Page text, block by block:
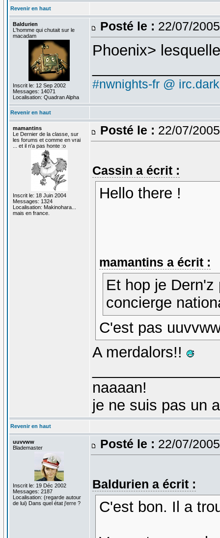
Revenir en haut
Baldurien
L'homme qui chutait sur le
macadam
Inscrit le: 12 Sep 2002
Messages: 14071
Localisation: Quadran Alpha
Posté le : 22/07/
Phoenix>
#nwnights-fr @
Revenir en haut
mamantins
Le Dernier de la classe, sur
les forums et comme en vrai
... et il n'a pas honte :o
Inscrit le: 18 Juin 2004
Messages: 1324
Localisation: Makinohara...
mais en france.
Posté le : 22/07/
Cassin a écrit :
Hello there !
mamantins a écrit :
Et hop je
concierge
C'est pas
A merdalors!!
naaaan!
je ne suis pas un
Revenir en haut
uuvvww
Blademaster
Inscrit le: 19 Déc 2002
Messages: 2187
Localisation: (regarde autour
de lui) Dans quel état j'erre ?
Posté le : 22/07/
Baldurien a écrit :
C'est bon. Il a